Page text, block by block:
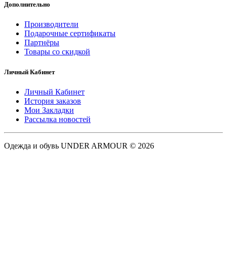
Дополнительно
Производители
Подарочные сертификаты
Партнёры
Товары со скидкой
Личный Кабинет
Личный Кабинет
История заказов
Мои Закладки
Рассылка новостей
Одежда и обувь UNDER ARMOUR © 2026